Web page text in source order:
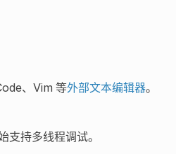
、Vim 等外部文本编辑器。
支持多线程调试。